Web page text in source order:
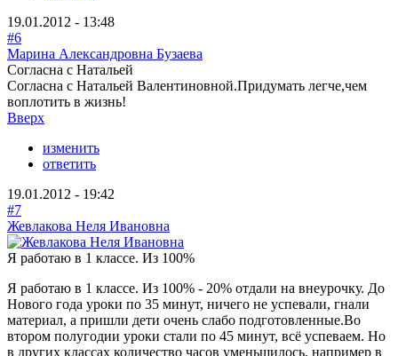
19.01.2012 - 13:48
#6
Марина Александровна Бузаева
Согласна с Натальей
Согласна с Натальей Валентиновной.Придумать легче,чем
воплотить в жизнь!
Вверх
изменить
ответить
19.01.2012 - 19:42
#7
Жевлакова Неля Ивановна
Я работаю в 1 классе. Из 100%
Я работаю в 1 классе. Из 100% - 20% отдали на внеурочку. До
Нового года уроки по 35 минут, ничего не успевали, гнали
материал, а пришли дети очень слабо подготовленные.Во
втором полугодии уроки стали по 45 минут, всё успеваем. Но
в других классах количество часов уменьшилось, например в